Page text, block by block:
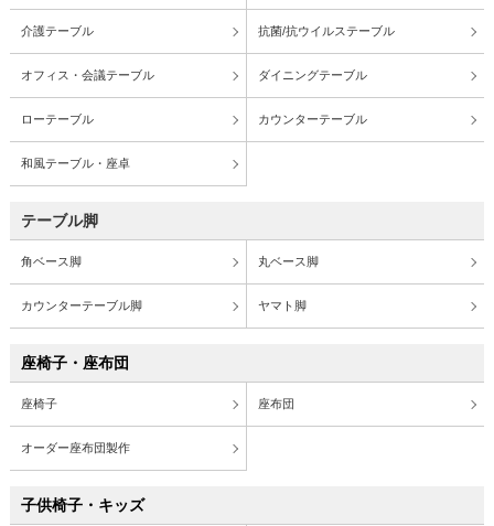
介護テーブル 抗菌/抗ウイルステーブル
オフィス・会議テーブル ダイニングテーブル
ローテーブル カウンターテーブル
和風テーブル・座卓
テーブル脚
角ベース脚 丸ベース脚
カウンターテーブル脚 ヤマト脚
座椅子・座布団
座椅子 座布団
オーダー座布団製作
子供椅子・キッズ